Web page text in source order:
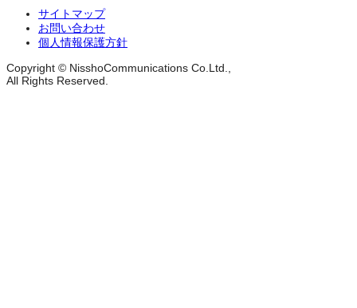
サイトマップ
お問い合わせ
個人情報保護方針
Copyright © NisshoCommunications Co.Ltd.,
All Rights Reserved.